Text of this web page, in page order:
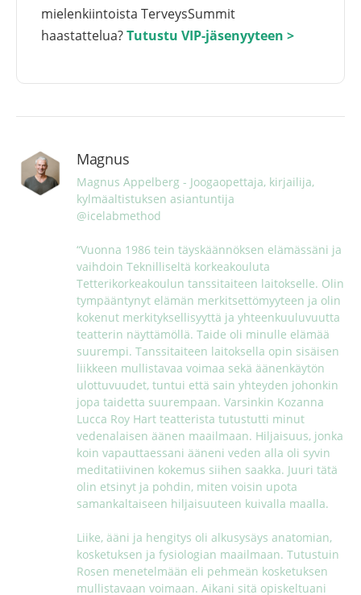
mielenkiintoista TerveysSummit
haastattelua?Tutustu VIP-jäsenyyteen >
Magnus
Magnus Appelberg - Joogaopettaja, kirjailija,
kylmäaltistuksen asiantuntija
@icelabmethod
“Vuonna 1986 tein täyskäännöksen elämässäni ja
vaihdoin Teknilliseltä korkeakouluta
Tetterikorkeakoulun tanssitaiteen laitokselle. Olin
tympääntynyt elämän merkitsettömyyteen ja olin
kokenut merkityksellisyyttä ja yhteenkuuluvuutta
teatterin näyttämöllä. Taide oli minulle elämää
suurempi. Tanssitaiteen laitoksella opin sisäisen
liikkeen mullistavaa voimaa sekä äänenkäytön
ulottuvuudet, tuntui että sain yhteyden johonkin
jopa taidetta suurempaan. Varsinkin Kozanna
Lucca Roy Hart teatterista tutustutti minut
vedenalaisen äänen maailmaan. Hiljaisuus, jonka
koin vapauttaessani ääneni veden alla oli syvin
meditatiivinen kokemus siihen saakka. Juuri tätä
olin etsinyt ja pohdin, miten voisin upota
samankaltaiseen hiljaisuuteen kuivalla maalla.
Liike, ääni ja hengitys oli alkusysäys anatomian,
kosketuksen ja fysiologian maailmaan. Tutustuin
Rosen menetelmään eli pehmeän kosketuksen
mullistavaan voimaan. Aikani sitä opiskeltuani